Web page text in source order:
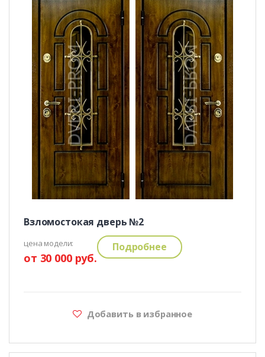
Взломостокая дверь №2
цена модели:
от 30 000 руб.
Подробнее
Добавить в избранное